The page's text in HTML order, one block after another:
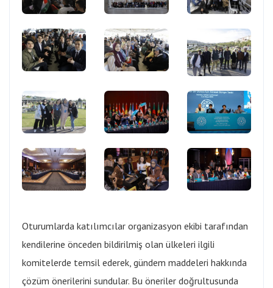
Oturumlarda katılımcılar organizasyon ekibi tarafından
kendilerine önceden bildirilmiş olan ülkeleri ilgili
komitelerde temsil ederek, gündem maddeleri hakkında
çözüm önerilerini sundular. Bu öneriler doğrultusunda